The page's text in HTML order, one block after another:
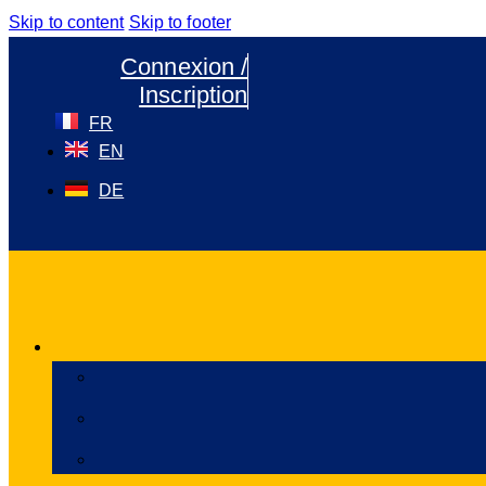
Skip to content Skip to footer
Connexion /
Inscription
FR
EN
DE